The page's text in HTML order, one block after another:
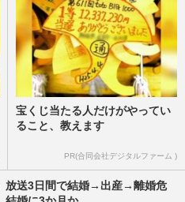
宝くじ当たる人だけがやってい
ること、教えます
PR(合同会社デジタルファーム )
放送3日間で結婚→出産→離婚危